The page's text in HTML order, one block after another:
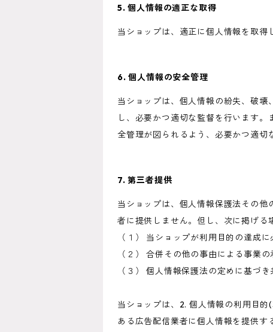
5. 個人情報の適正な取得
当ショップは、適正に個人情報を取得
6. 個人情報の安全管理
当ショップは、個人情報の紛失、破
し、必要かつ適切な監督を行います
全管理が図られるよう、必要かつ適切
7. 第三者提供
当ショップは、個人情報保護法その
者に提供しません。但し、次に掲げる
（１） 当ショップが利用目的の達成
（２） 合併その他の事由による事業
（３） 個人情報保護法の定めに基づ
当ショップは、2. 個人情報の利用目
ある広告配信業者に個人情報を提供す